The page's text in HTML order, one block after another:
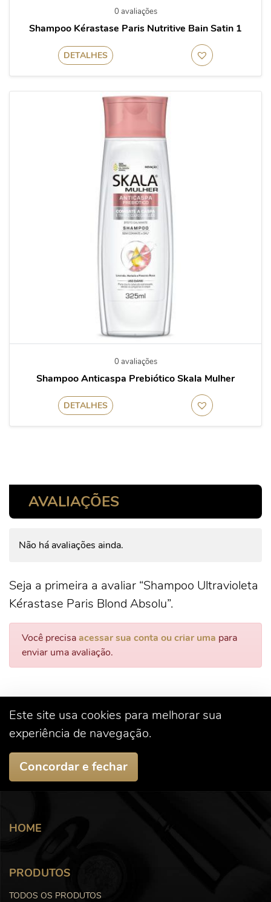
0 avaliações
Shampoo Kérastase Paris Nutritive Bain Satin 1
DETALHES
0 avaliações
Shampoo Anticaspa Prebiótico Skala Mulher
DETALHES
AVALIAÇÕES
Não há avaliações ainda.
Seja a primeira a avaliar “Shampoo Ultravioleta
Kérastase Paris Blond Absolu”.
Você precisaacessar sua conta ou criar uma para
enviar uma avaliação.
Este site usa cookies para melhorar sua
experiência de navegação.
Concordar e fechar
HOME
PRODUTOS
TODOS OS PRODUTOS